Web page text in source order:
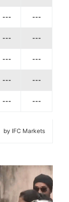
--- ---
--- ---
--- ---
--- ---
--- ---
by IFC Markets